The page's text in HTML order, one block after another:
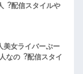
︖配信スタイルや
美女ライバーぷー
なの︖配信スタイ